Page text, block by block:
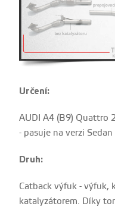
Určení:
AUDI A4 (B9) Quattro
- pasuje na verzi
Druh:
Catback výfuk - výfuk,
katalyzátorem. Díky